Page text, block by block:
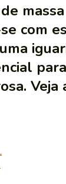
com
Veja